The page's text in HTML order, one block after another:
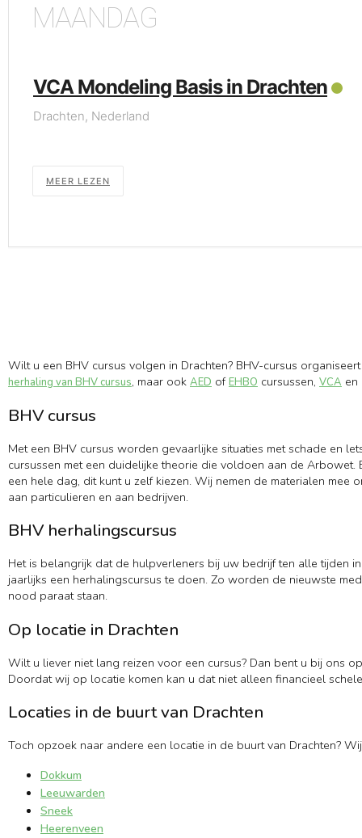
MAANDAG
VCA Mondeling Basis in Drachten
Drachten, Nederland
MEER LEZEN
Wilt u een BHV cursus volgen in Drachten? BHV-cursus
herhaling van BHV cursus, maar ook AED ofEHBO cursussen, VCA en
BHV cursus
Met een BHV cursus worden gevaarlijke situaties met schade en
cursussen met een duidelijke theorie die voldoen aan de
een hele dag, dit kunt u zelf kiezen. Wij nemen de materialen
aan particulieren en aan bedrijven.
BHV herhalingscursus
Het is belangrijk dat de hulpverleners bij uw bedrijf ten alle tijden
jaarlijks een herhalingscursus te doen. Zo worden de nieuwste
nood paraat staan.
Op locatie in Drachten
Wilt u liever niet lang reizen voor een cursus? Dan bent u bij ons
Doordat wij op locatie komen kan u dat niet alleen financieel
Locaties in de buurt van Drachten
Toch opzoek naar andere een locatie in de buurt van Drachten?
Dokkum
Leeuwarden
Sneek
Heerenveen